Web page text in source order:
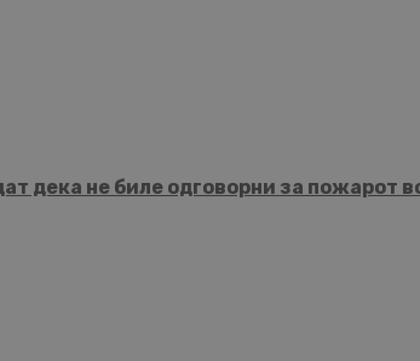
дека не биле одговорни за пожарот